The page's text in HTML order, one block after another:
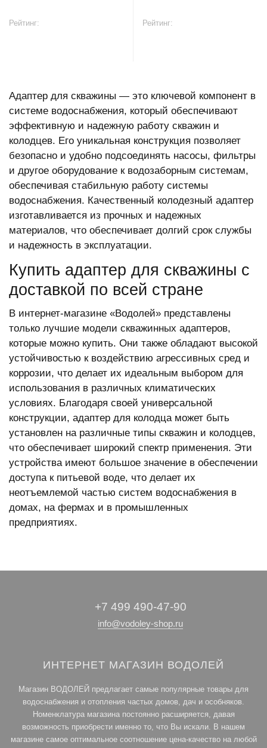
Рейтинг: Рейтинг:
Адаптер для скважины — это ключевой компонент в
системе водоснабжения, который обеспечивают
эффективную и надежную работу скважин и
колодцев. Его уникальная конструкция позволяет
безопасно и удобно подсоединять насосы, фильтры
и другое оборудование к водозаборным системам,
обеспечивая стабильную работу системы
водоснабжения. Качественный колодезный адаптер
изготавливается из прочных и надежных
материалов, что обеспечивает долгий срок службы
и надежность в эксплуатации.
Купить адаптер для скважины с
доставкой по всей стране
В интернет-магазине «Водолей» представлены
только лучшие модели скважинных адаптеров,
которые можно купить. Они также обладают высокой
устойчивостью к воздействию агрессивных сред и
коррозии, что делает их идеальным выбором для
использования в различных климатических
условиях. Благодаря своей универсальной
конструкции, адаптер для колодца может быть
установлен на различные типы скважин и колодцев,
что обеспечивает широкий спектр применения. Эти
устройства имеют большое значение в обеспечении
доступа к питьевой воде, что делает их
неотъемлемой частью систем водоснабжения в
домах, на фермах и в промышленных
предприятиях.
+7 499 490-47-90
info@vodoley-shop.ru
ИНТЕРНЕТ МАГАЗИН ВОДОЛЕЙ
Магазин ВОДОЛЕЙ предлагает самые популярные товары для
водоснабжения и отопления частых домов, дач и особняков.
Номенклатура магазина постоянно расширяется, давая
возможность приобрести именно то, что Вы искали. В нашем
магазине самое оптимальное соотношение цена-качество на любой